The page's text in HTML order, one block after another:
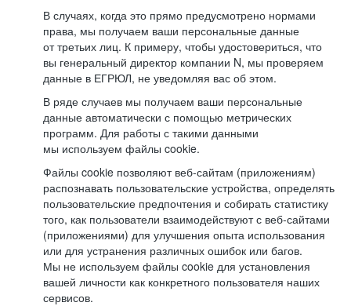
В случаях, когда это прямо предусмотрено нормами
права, мы получаем ваши персональные данные
от третьих лиц. К примеру, чтобы удостовериться, что
вы генеральный директор компании N, мы проверяем
данные в ЕГРЮЛ, не уведомляя вас об этом.
В ряде случаев мы получаем ваши персональные
данные автоматически с помощью метрических
программ. Для работы с такими данными
мы используем файлы cookie.
Файлы cookie позволяют веб-сайтам (приложениям)
распознавать пользовательские устройства, определять
пользовательские предпочтения и собирать статистику
того, как пользователи взаимодействуют с веб-сайтами
(приложениями) для улучшения опыта использования
или для устранения различных ошибок или багов.
Мы не используем файлы cookie для установления
вашей личности как конкретного пользователя наших
сервисов.